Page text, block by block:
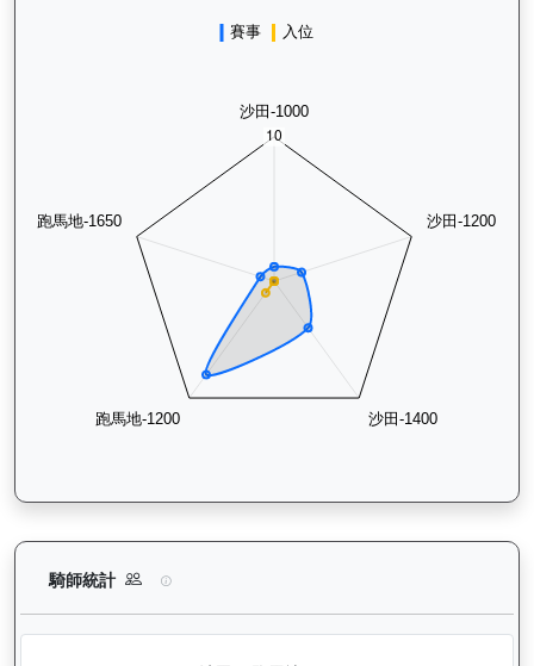
騎師統計 快樂奇兵（H297）— 騎師統計分析：查看各騎